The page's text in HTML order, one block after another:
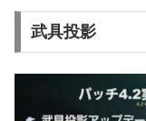
武具投影